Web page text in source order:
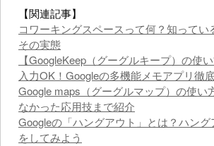
【関連記事】
コワーキングスペースって何？知ってい
その実態
【GoogleKeep（グーグルキープ）の使
入力OK！Googleの多機能メモアプリ徹
Google maps（グーグルマップ）の使い
なかった応用技まで紹介
Googleの「ハングアウト」とは？ハン
をしてみよう